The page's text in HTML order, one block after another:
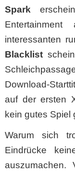
Spark
interessanten
Blacklist
Download-
auf der ersten
kein gutes Spiel
Warum sich
Eindrücke